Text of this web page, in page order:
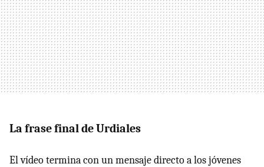
La frase final de Urdiales
El vídeo termina con un mensaje directo a los jóvenes